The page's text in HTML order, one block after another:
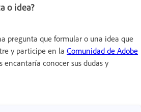
o idea?
pregunta que formular o una idea que
y participe en la Comunidad de Adobe
encantaría conocer sus dudas y